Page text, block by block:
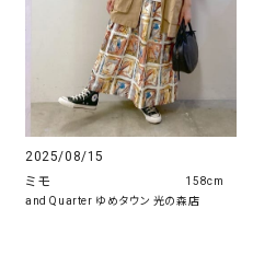
2025/08/15
ミモ
and Quarter ゆめタウン 光の森店
158cm